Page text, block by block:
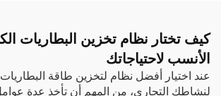
كيف تختار نظام تخزين البطاريات
الأنسب لاحتياجاتك
عند اختيار أفضل نظام لتخزين طاقة
لنشاطك التجاري، من المهم أن تأخذ عدة عوامل